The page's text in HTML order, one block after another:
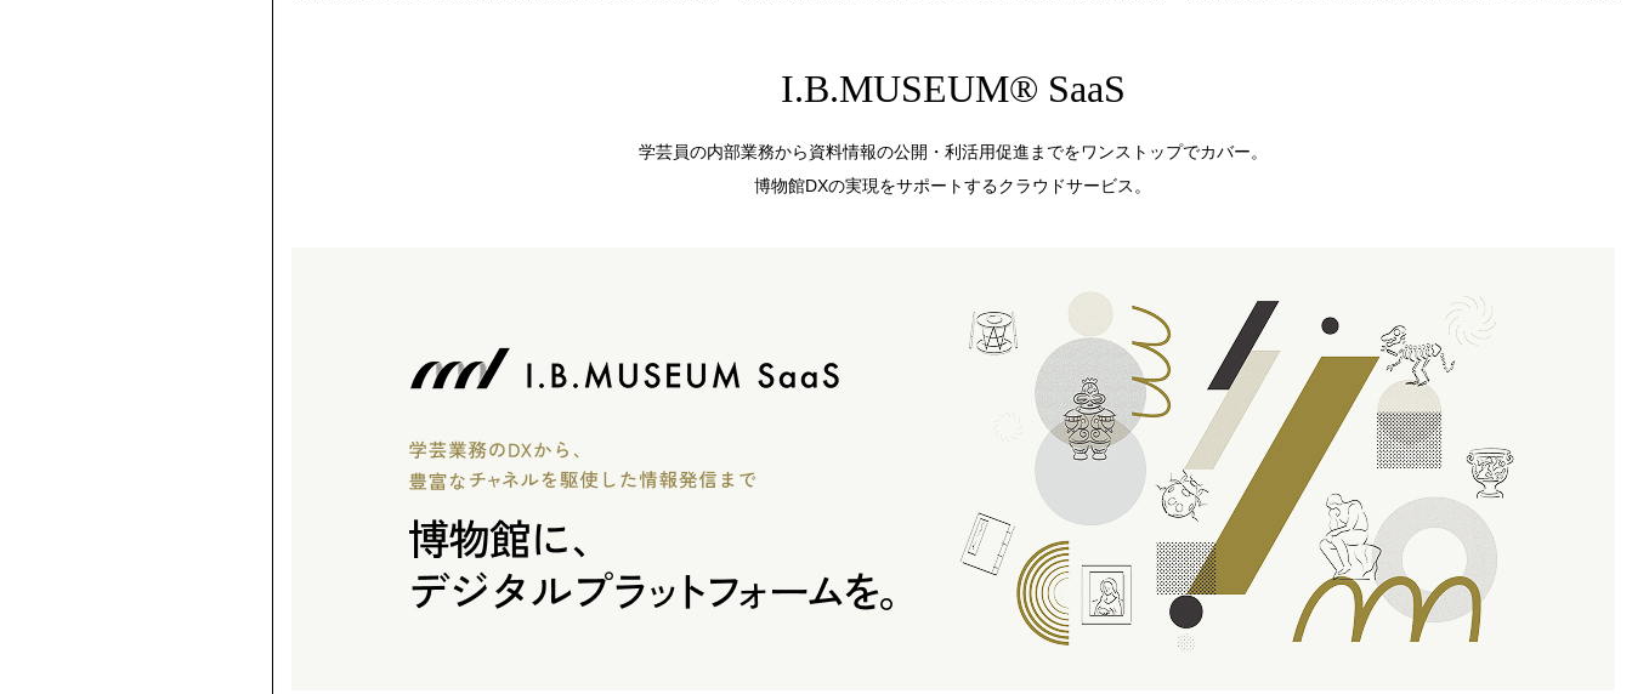
I.B.MUSEUM® SaaS
学芸員の内部業務から資料情報の公開・利活用促進までをワンストップでカバー。
博物館DXの実現をサポートするクラウドサービス。